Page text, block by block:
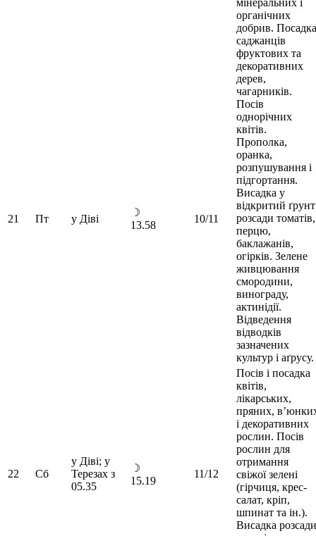
мінеральних і
органічних
добрив. Посадка
саджанців
фруктових та
декоративних
дерев,
чагарників.
Посів
однорічних
квітів.
Прополка,
оранка,
розпушування і
підгортання.
Висадка у
відкритий ґрунт
розсади томатів,
перцю,
баклажанів,
огірків. Зелене
живцювання
смородини,
винограду,
актинідії.
Відведення
відводків
зазначених
культур і аґрусу.
21 Пт у Діві
☽
13.58
10/11
22 Сб
у Діві; у
Терезах з
05.35
☽
15.19
11/12
Посів і посадка
квітів,
лікарських,
пряних,
і декоративних
рослин. Посів
рослин для
отримання
свіжої зелені
(гірчиця, крес-
салат, кріп,
шпинат та ін.).
Висадка розсади